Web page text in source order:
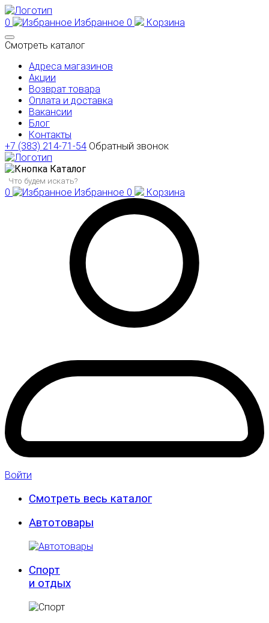
0 Избранное 0
Корзина
Смотреть каталог
Адреса магазинов
Акции
Возврат товара
Оплата и доставка
Вакансии
Блог
Контакты
+7 (383) 214-71-54 Обратный звонок
Каталог
0 Избранное 0 Корзина
Войти
Смотреть весь каталог
Автотовары
Спорт
и отдых